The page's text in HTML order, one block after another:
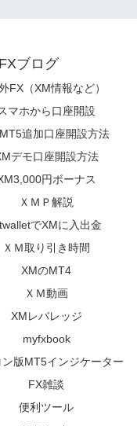
ブログ
FX（XM情報など）
マホから口座開設
追加口座開設方法
デモ口座開設方法
円ボーナス
ＸＭＰ解説
でXMに入出金
ＸＭ取り引き時間
XMのMT4
ＸＭ動画
XMレバレッジ
myfxbook
版MT5インジケーター
FX雑談
便利ツール